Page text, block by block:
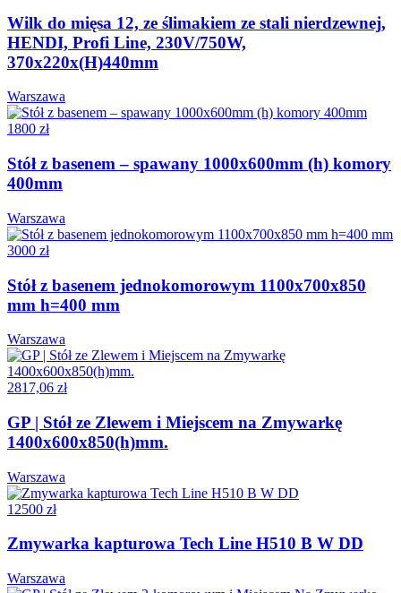
Wilk do mięsa 12, ze ślimakiem ze stali nierdzewnej,
HENDI, Profi Line, 230V/750W,
370x220x(H)440mm
Warszawa
1800 zł
Stół z basenem – spawany 1000x600mm (h) komory
400mm
Warszawa
3000 zł
Stół z basenem jednokomorowym 1100x700x850
mm h=400 mm
Warszawa
2817,06 zł
GP | Stół ze Zlewem i Miejscem na Zmywarkę
1400x600x850(h)mm.
Warszawa
12500 zł
Zmywarka kapturowa Tech Line H510 B W DD
Warszawa